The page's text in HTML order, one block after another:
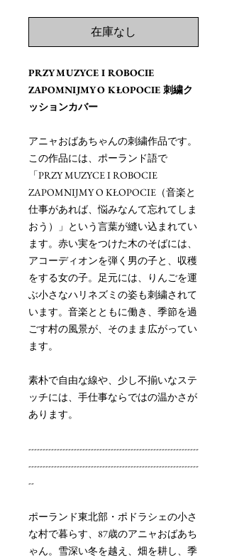
在庫なし
PRZY MUZYCE I ROBOCIE
ZAPOMNIJMY O KŁOPOCIE 刺繍ク
ッションカバー
アニャおばあちゃんの刺繍作品です。
この作品には、ポーランド語で
「PRZY MUZYCE I ROBOCIE
ZAPOMNIJMY O KŁOPOCIE（音楽と
仕事があれば、悩みなんて忘れてしま
おう）」という言葉が縫い込まれてい
ます。赤い実をつけた木のそばには、
アコーディオンを弾く男の子と、収穫
をする女の子。足元には、りんごを運
ぶ小さなハリネズミの姿も刺繍されて
います。音楽とともに働き、季節を過
ごす村の風景が、そのまま広がってい
ます。
素朴で自由な線や、少し不揃いなステ
ッチには、手仕事ならではの温かさが
あります。
------------------------------------------------------------
------------------------------------------------------------
--
ポーランド東北部・ポドラシェの小さ
な村で暮らす、87歳のアニャおばあち
ゃん。雪深い冬を越え、畑を耕し、季